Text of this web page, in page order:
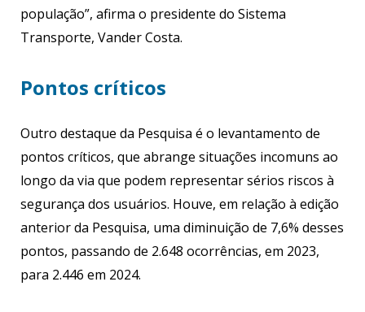
população”, afirma o presidente do Sistema
Transporte, Vander Costa.
Pontos críticos
Outro destaque da Pesquisa é o levantamento de
pontos críticos, que abrange situações incomuns ao
longo da via que podem representar sérios riscos à
segurança dos usuários. Houve, em relação à edição
anterior da Pesquisa, uma diminuição de 7,6% desses
pontos, passando de 2.648 ocorrências, em 2023,
para 2.446 em 2024.